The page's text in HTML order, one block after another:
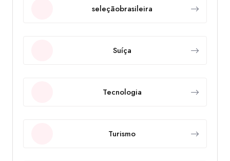
seleçãobrasileira
Suíça
Tecnologia
Turismo